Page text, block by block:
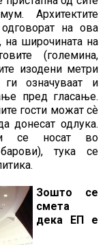
Архитектите
на ова
на широчината на
(големина,
изодени метри
означуваат и
пред гласање.
гости можат сѐ
донесат одлука.
се носат во
тука се
Зошто се
смета
дека ЕП е